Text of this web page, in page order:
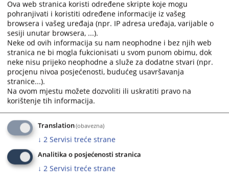
the
calendar
and
select
a
date.
Press
the
question
key
to
get
the
keyboard
the
calendar
and
select
a
date.
Press
the
question
to
get
the
keyboard
Kako podnijeti zahtjev za pristup informacijama?
Kako doći do sudije u postupku?
Kako mogu doći na razgovor kod Predsjednika suda?
Kako sastaviti i pohraniti tastament?
Ova web stranica koristi određene skripte koje mogu
pohranjivati i koristiti određene informacije iz vašeg
browsera i vašeg uređaja (npr. IP adresa uređaja, varijable o
sesiji unutar browsera, ...).
Neke od ovih informacija su nam neophodne i bez njih web
stranica ne bi mogla fukcionisati u svom punom obimu, dok
neke nisu prijeko neophodne a služe za dodatne stvari (npr.
procjenu nivoa posjećenosti, budućeg usavršavanja
stranice...).
Na ovom mjestu možete dozvoliti ili uskratiti pravo na
korištenje tih informacija.
Translation(obavezna)
↓ 2 Servisi treće strane
Analitika o posjećenosti stranica
↓ 2 Servisi treće strane